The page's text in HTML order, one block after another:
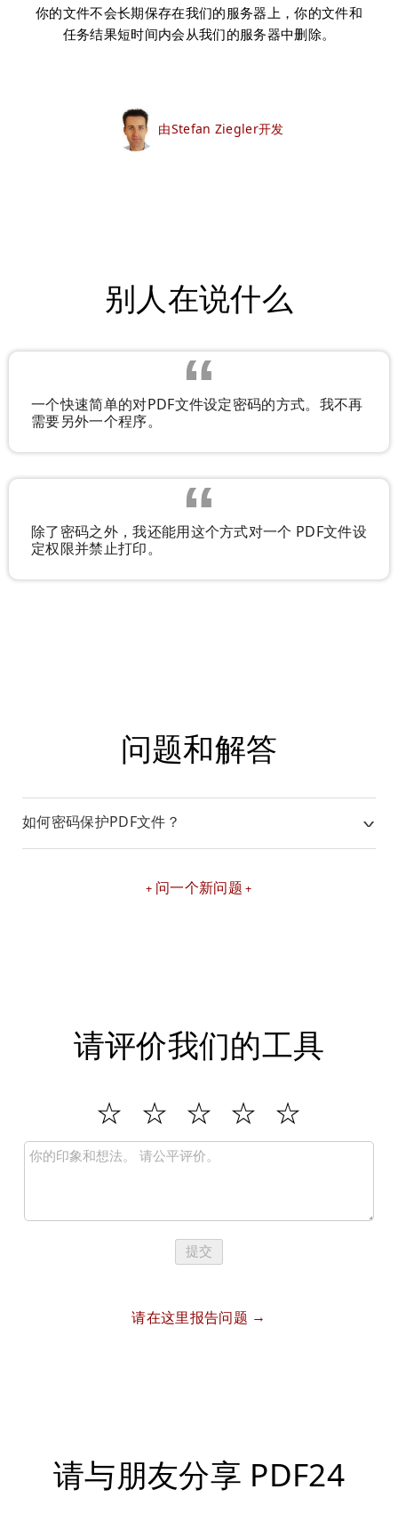
你的文件不会长期保存在我们的服务器上，你的文件和
任务结果短时间内会从我们的服务器中删除。
由Stefan Ziegler开发
别人在说什么
一个快速简单的对PDF文件设定密码的方式。我不再
需要另外一个程序。
除了密码之外，我还能用这个方式对一个 PDF文件设
定权限并禁止打印。
问题和解答
如何密码保护PDF文件？
问一个新问题
请评价我们的工具
提交
请在这里报告问题
请与朋友分享 PDF24